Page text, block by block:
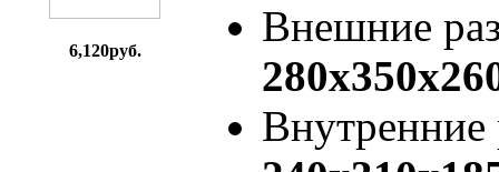
6,120руб.
Внешние